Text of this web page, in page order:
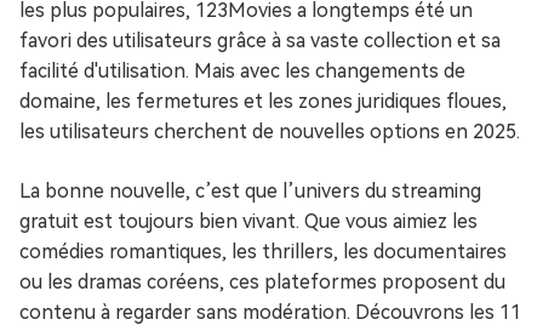
les plus populaires, 123Movies a longtemps été un
favori des utilisateurs grâce à sa vaste collection et sa
facilité d'utilisation. Mais avec les changements de
domaine, les fermetures et les zones juridiques floues,
les utilisateurs cherchent de nouvelles options en 2025.
La bonne nouvelle, c’est que l’univers du streaming
gratuit est toujours bien vivant. Que vous aimiez les
comédies romantiques, les thrillers, les documentaires
ou les dramas coréens, ces plateformes proposent du
contenu à regarder sans modération. Découvrons les 11